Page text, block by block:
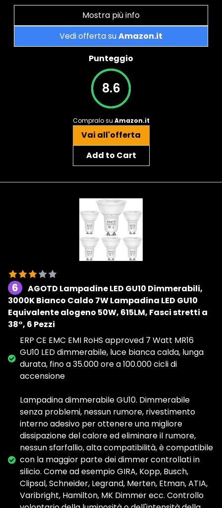
Mostra più info
Vedi offerta suAmazon.it
Punteggio
8.6
Compralo su Amazon.it
Vai all'offerta
Add to Cart
6
AGOTD Lampadine LED GU10 Dimmerabili,
3000K Bianco Caldo 7W Lampadina LED GU10
Equivalente alogeno 50W, 615LM, Fasci stretti a
38°, 6 Pezzi
ERP CE EMC EMI RoHS approved 7 Watt MR16
GU10 LED dimmerabile, luce bianca calda, lunga
durata, fino a 35.000 ore a 100.000 cicli di
accensione
Lampadina dimmerabile GU10. Dimmerabile
senza problemi, nessun rumore, rivestimento
interno adesivo per ottenere una migliore
dissipazione del calore ed eliminare il rumore,
nessun sfarfallio, alta compatibilità, è compatibile
con la maggior parte dei dimmer controllati in
silicio. Come ad esempio GIRA, Kopp, Busch,
Clipsal, Schneider, Legrand, Merten, Etman, ATIA,
Varibright, Hamilton, MK Dimmer ecc. Controllo